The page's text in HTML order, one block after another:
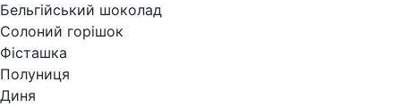
Бельгійський шоколад
Солоний горішок
Фісташка
Полуниця
Диня